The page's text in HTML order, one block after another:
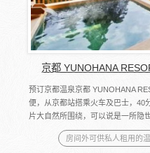
京都 YUNOHANA
预订京都温泉京都 YUNOHANA
便，从京都站搭乘火车及巴士，40
片大自然所围绕，可以说是一所隐
房间外可供私人租用的